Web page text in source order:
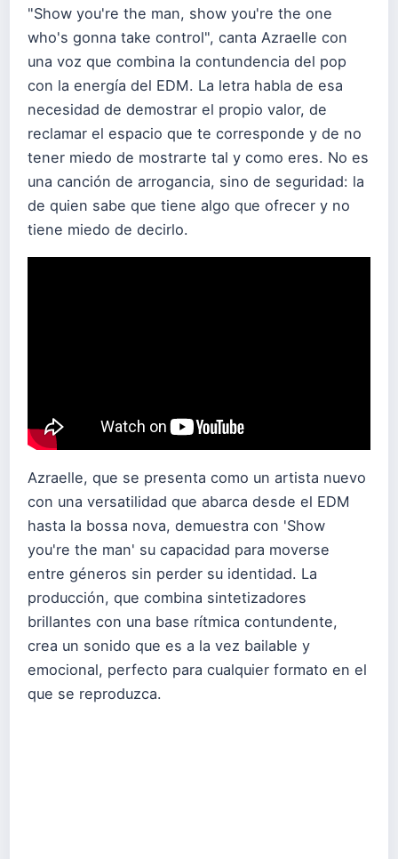
"Show you're the man, show you're the one
who's gonna take control", canta Azraelle con
una voz que combina la contundencia del pop
con la energía del EDM. La letra habla de esa
necesidad de demostrar el propio valor, de
reclamar el espacio que te corresponde y de no
tener miedo de mostrarte tal y como eres. No es
una canción de arrogancia, sino de seguridad: la
de quien sabe que tiene algo que ofrecer y no
tiene miedo de decirlo.
Azraelle, que se presenta como un artista nuevo
con una versatilidad que abarca desde el EDM
hasta la bossa nova, demuestra con 'Show
you're the man' su capacidad para moverse
entre géneros sin perder su identidad. La
producción, que combina sintetizadores
brillantes con una base rítmica contundente,
crea un sonido que es a la vez bailable y
emocional, perfecto para cualquier formato en el
que se reproduzca.